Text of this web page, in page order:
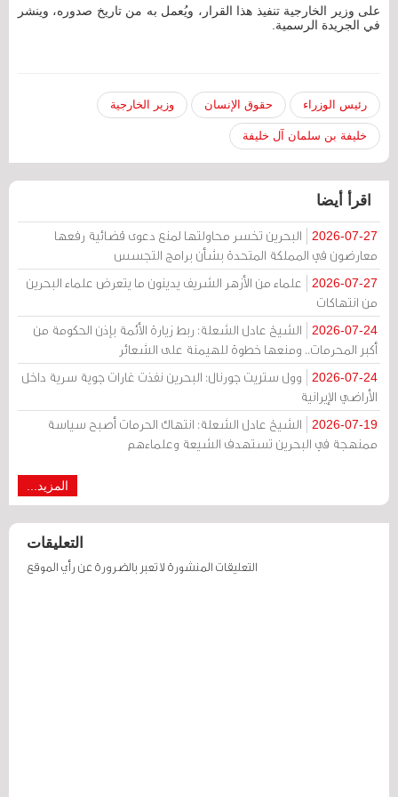
على وزير الخارجية تنفيذ هذا القرار، ويُعمل به من تاريخ صدوره، وينشر
في الجريدة الرسمية.
رئيس الوزراء حقوق الإنسان وزير الخارجية
خليفة بن سلمان آل خليفة
اقرأ أيضا
2026-07-27
البحرين تخسر محاولتها لمنع دعوى قضائية رفعها
معارضون في المملكة المتحدة بشأن برامج التجسس
2026-07-27
علماء من الأزهر الشريف يدينون ما يتعرض علماء البحرين
من انتهاكات
2026-07-24
الشيخ عادل الشعلة: ربط زيارة الأئمة بإذن الحكومة من
أكبر المحرمات.. ومنعها خطوة للهيمنة على الشعائر
2026-07-24
وول ستريت جورنال: البحرين نفذت غارات جوية سرية داخل
الأراضي الإيرانية
2026-07-19
الشيخ عادل الشعلة: انتهاك الحرمات أصبح سياسة
ممنهجة في البحرين تستهدف الشيعة وعلماءهم
المزيد...
التعليقات
التعليقات المنشورة لا تعبر بالضرورة عن رأي الموقع